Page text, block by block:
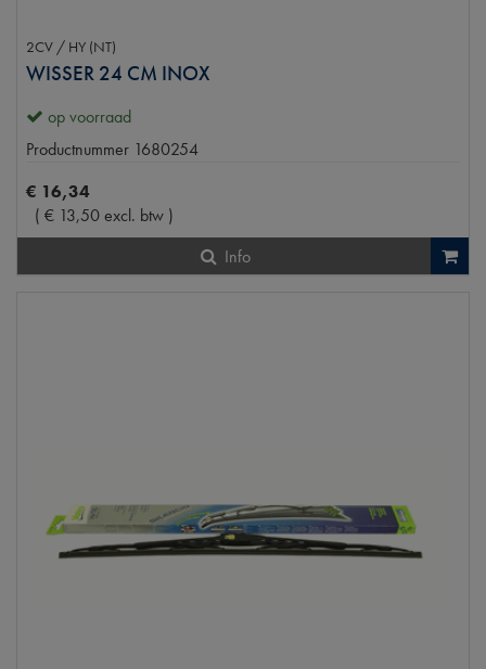
2CV / HY (NT)
WISSER 24 CM INOX
op voorraad
Productnummer 1680254
€ 16,34
( € 13,50excl. btw )
Info